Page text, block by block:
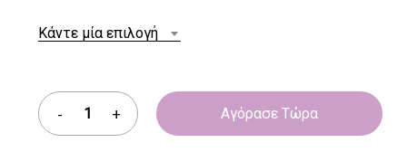
Κάντε μία επιλογή
Αγόρασε Τώρα